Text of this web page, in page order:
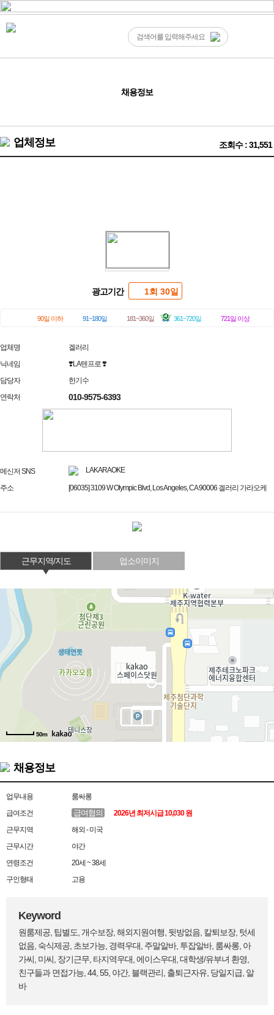
채용정보
업체정보 조회수 : 31,551
광고기간 1회 30일
90일 이하 91~180일 181~360일 361~720일 721일 이상
업체명
겔러리
닉네임
❣️LA텐프로 ❣️
담당자
한기수
연락처
010-9575-6393
메신저 SNS LAKARAOKE
주소 [06035] 3109 W Olympic Blvd, Los Angeles, CA 90006 겔러리 가라오케
근무지역/지도 업소이미지
50m
채용정보
업무내용
룸싸롱
급여조건
급여협의
2026년 최저시급 10,030 원
근무지역
해외 - 미국
근무시간
야간
연령조건
20세 ~ 38세
구인형태
고용
Keyword
원룸제공, 팁별도, 개수보장, 해외지원여행, 뒷방없음, 칼퇴보장, 텃세
없음, 숙식제공, 초보가능, 경력우대, 주말알바, 투잡알바, 룸싸롱, 아
가씨, 미씨, 장기근무, 타지역우대, 에이스우대, 대학생/유부녀 환영,
친구들과 면접가능, 44, 55, 야간, 블랙관리, 출퇴근자유, 당일지급, 알
바